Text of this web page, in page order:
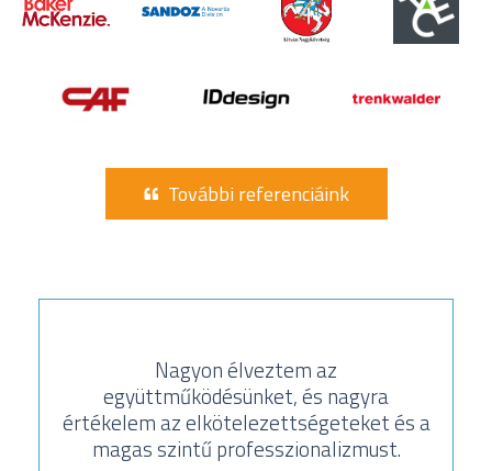
További referenciáink
Nagyon élveztem az
együttműködésünket, és nagyra
értékelem az elkötelezettségeteket és a
magas szintű professzionalizmust.